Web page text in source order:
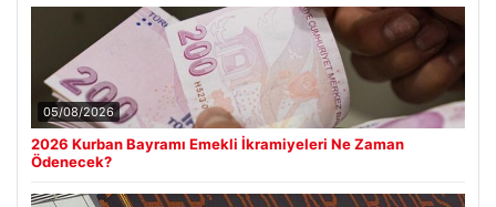
05/08/2026
2026 Kurban Bayramı Emekli İkramiyeleri Ne Zaman
Ödenecek?